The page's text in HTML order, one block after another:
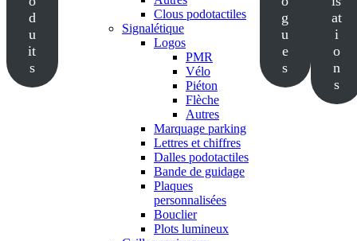
d
u
it
s
Clous podotactiles
Signalétique
Logos
PMR
Vélo
Piéton
Flèche
Autres
Marquage parking
Lettres et chiffres
Dalles podotactiles
Bande de guidage
Plaques
personnalisées
Bouclier
Plots lumineux
g
u
e
s
at
i
o
n
s